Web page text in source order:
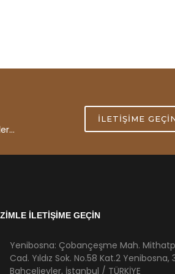
İLETIŞIME
İLETİŞİME GEÇİN
Yenibosna: Çobançeşme Mah.
Cad. Yıldız Sok. No.58 Kat.2 Yenibosna,
Bahçelievler, İstanbul / TÜRKİYE